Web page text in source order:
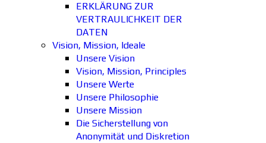
ERKLÄRUNG ZUR
VERTRAULICHKEIT DER
DATEN
Vision, Mission, Ideale
Unsere Vision
Vision, Mission, Principles
Unsere Werte
Unsere Philosophie
Unsere Mission
Die Sicherstellung von
Anonymität und Diskretion